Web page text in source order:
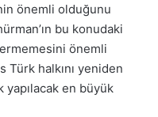
önemli olduğunu
bu konudaki
önemli
Türk halkını yeniden
en büyük